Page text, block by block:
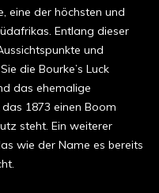
eine der höchsten und
Entlang dieser
und
die Bourke’s Luck
das ehemalige
1873 einen Boom
steht. Ein wei­terer
wie der Name es bereits